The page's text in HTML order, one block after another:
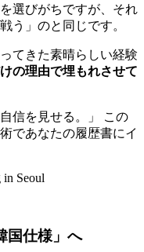
選びがちですが、それ
う」のと同じです。
てきた素晴らしい経験
の理由で埋もれさせて
信を見せる。」 この
であなたの履歴書にイ
国仕様」へ